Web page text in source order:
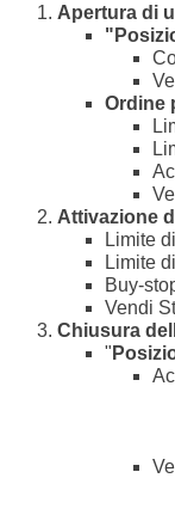
Apertura di
Ordine
Attivazione
Limite
Limite
Buy-
Vendi
Chiusura
"